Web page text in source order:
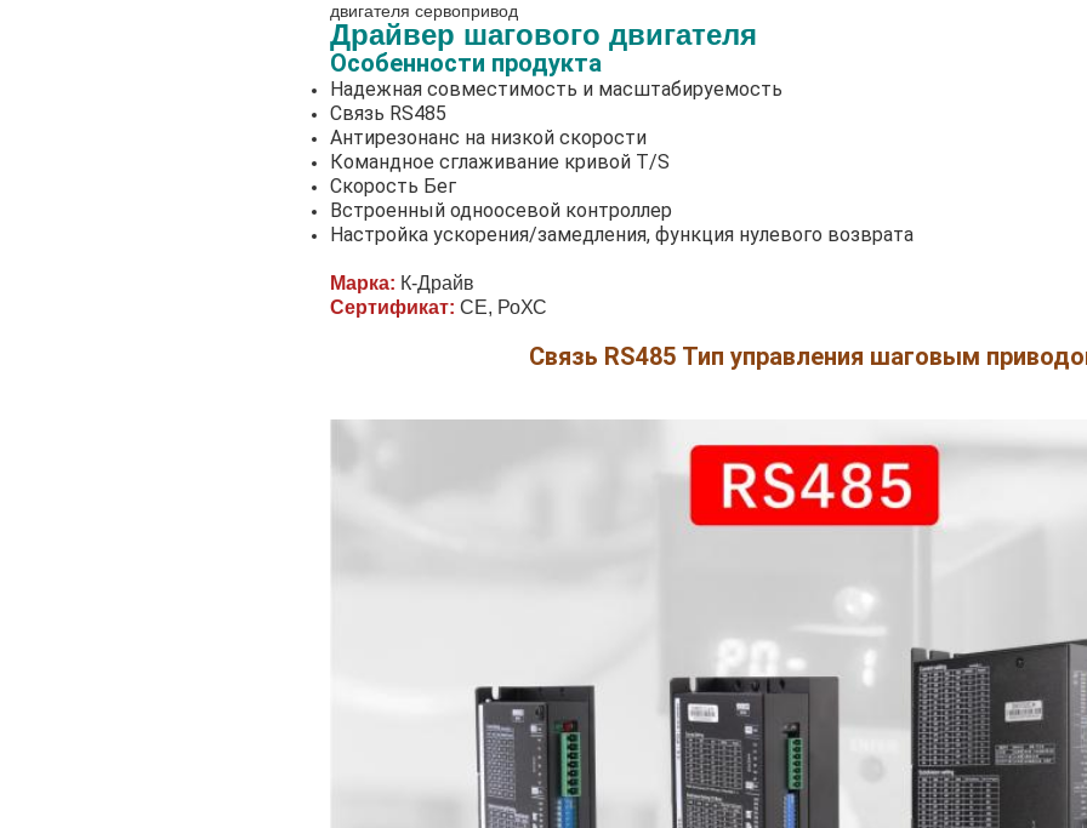
двигателя сервопривод
Драйвер шагового двигателя
Особенности продукта
Надежная совместимость и масштабируемость
Связь RS485
Антирезонанс на низкой скорости
Командное сглаживание кривой T/S
Скорость Бег
Встроенный одноосевой контроллер
Настройка ускорения/замедления, функция нулевого возврата
Марка: К-Драйв
Сертификат: СЕ, РоХС
Связь RS485 Тип управления шаговым